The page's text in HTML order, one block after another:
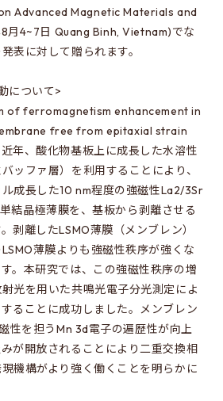
系統図
ダンス情報について
Advanced Magnetic Materials and
4~7日 Quang Binh, Vietnam)でな
表に対して贈られます。
について>
of ferromagnetism enhancement in
free from epitaxial strain
年、酸化物基板上に成長した水溶性
ッファ層）を利用することにより、
成長した10 nm程度の強磁性La2/3Sr
結晶極薄膜を、基板から剥離させる
剥離したLSMO薄膜（メンブレン）
薄膜よりも強磁性秩序が強くな
。本研究では、この強磁性秩序の増
光を用いた共鳴光電子分光測定によ
ることに成功しました。メンブレン
性を担うMn 3d電子の遍歴性が向上
が開放されることにより二重交換相
機構がより強く働くことを明らかに